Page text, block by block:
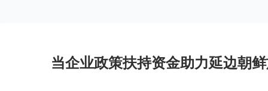
当企业政策扶持资金助力延边朝